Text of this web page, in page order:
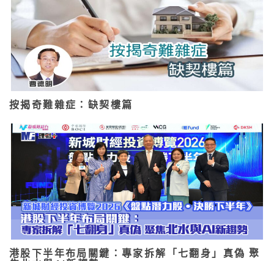
按揭奇難雜症：缺契樓篇
港股下半年布局關鍵：專家拆解「七翻身」真偽 聚